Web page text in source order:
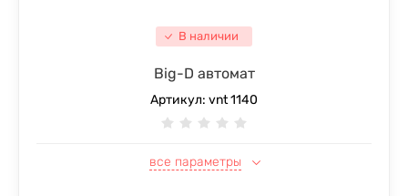
В наличии
Big-D автомат
Артикул: vnt 1140
все параметры